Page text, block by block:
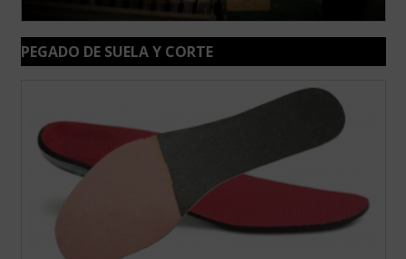
PEGADO DE SUELA Y CORTE